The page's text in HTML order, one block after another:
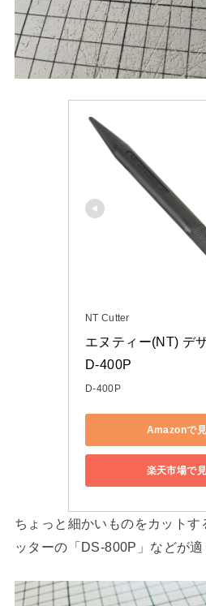
NT Cutter
エヌティー(NT) デ
D-400P
D-400P
Amazonで
楽天市場で
ちょっと細かいものをカット
ッターの「DS-800P」などが適